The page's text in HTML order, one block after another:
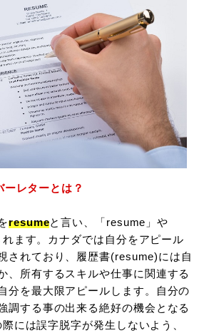
レターとは？
resumeと言い、「resume」や
れます。カナダでは自分をアピール
されており、履歴書(resume)には自
、所有するスキルや仕事に関連する
分を最大限アピールします。自分の
調する事の出来る絶好の機会となる
には誤字脱字が発生しないよう、